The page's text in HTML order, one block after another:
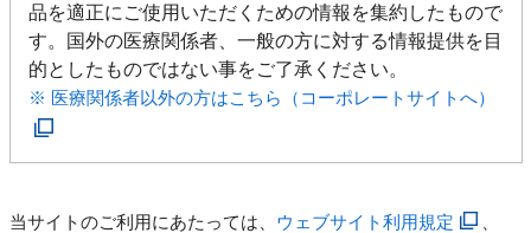
品を適正にご使用いただくための情報を集約したもので
す。国外の医療関係者、一般の方に対する情報提供を目
的としたものではない事をご了承ください。
※ 医療関係者以外の方はこちら（コーポレートサイトへ）
当サイトのご利用にあたっては、 ウェブサイト利用規定